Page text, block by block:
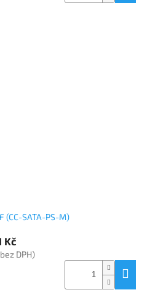
(CC-SATA-PS-M)
Kč
DPH)